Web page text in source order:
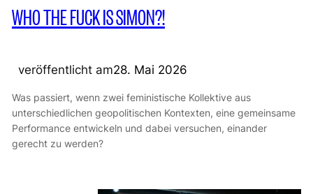
WHO THE FUCK IS SIMON?!
veröffentlicht am28. Mai 2026
Was passiert, wenn zwei feministische Kollektive aus
unterschiedlichen geopolitischen Kontexten, eine gemeinsame
Performance entwickeln und dabei versuchen, einander
gerecht zu werden?